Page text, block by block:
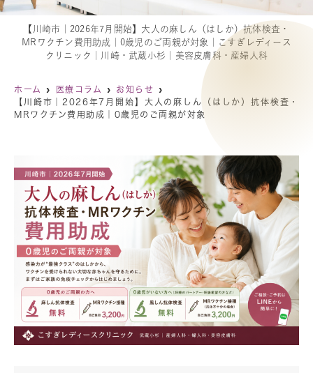
【川崎市｜2026年7月開始】大人の麻しん（はしか）抗体検査・
MRワクチン費用助成｜0歳児のご両親が対象｜こすぎレディース
クリニック｜川崎・武蔵小杉｜美容皮膚科・産婦人科
ホーム 医療コラム
お知らせ
【川崎市｜2026年7月開始】大人の麻しん（はしか）抗体検査・
MRワクチン費用助成｜0歳児のご両親が対象